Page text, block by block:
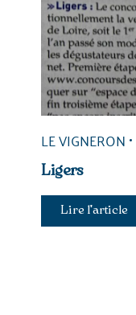
LE VIGNERON
Ligers
Lire l'article